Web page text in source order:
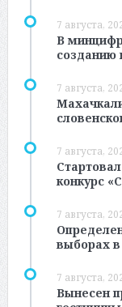
7 августа,
В
созданию
7 августа,
7 августа,
конкурс
7 августа,
выборах
7 августа,
Вынесен